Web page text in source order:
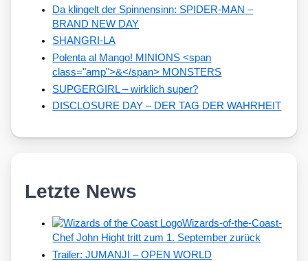
Da klingelt der Spinnensinn: SPIDER-MAN –
BRAND NEW DAY
SHANGRI-LA
Polenta al Mango! MINIONS <span
class="amp">&</span> MONSTERS
SUPGERGIRL – wirklich super?
DISCLOSURE DAY – DER TAG DER WAHRHEIT
Letzte News
Wizards-of-the-Coast-
Chef John Hight tritt zum 1. September zurück
Trailer: JUMANJI – OPEN WORLD